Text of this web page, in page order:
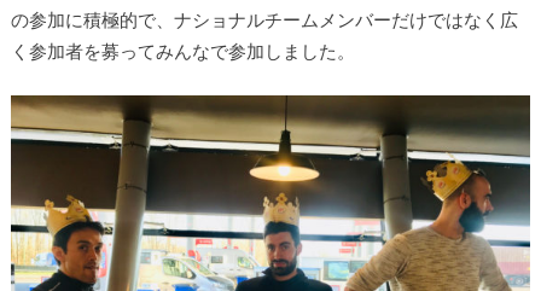
の参加に積極的で、ナショナルチームメンバーだけではなく広
く参加者を募ってみんなで参加しました。